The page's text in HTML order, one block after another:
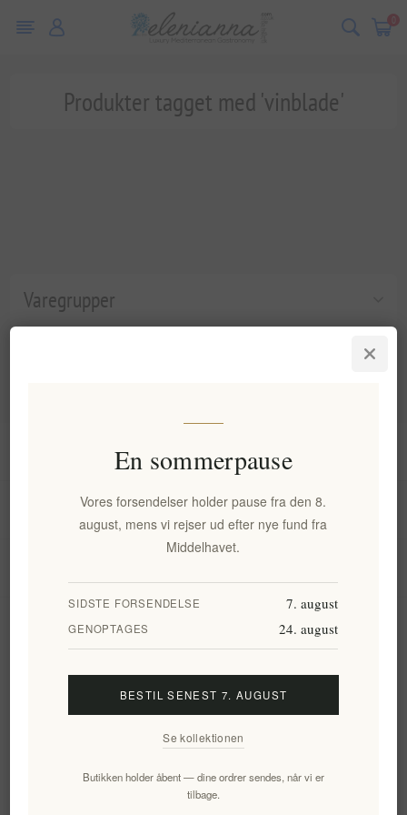
0
Varegrupper
Produkter tagget med 'vinblade'
Min konto
Tilmeld Frameld
En sommerpause
Vores forsendelser holder pause fra den 8.
august, mens vi rejser ud efter nye fund fra
Middelhavet.
SIDSTE FORSENDELSE 7. august
GENOPTAGES 24. august
BESTIL SENEST 7. AUGUST
Se kollektionen
Butikken holder åbent — dine ordrer sendes, når vi er
tilbage.